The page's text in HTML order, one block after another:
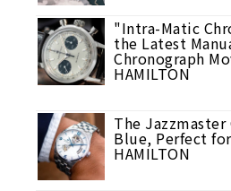
"Intra-Matic
the Latest
Chronograph
HAMILTON
The
Blue, Perfect
HAMILTON